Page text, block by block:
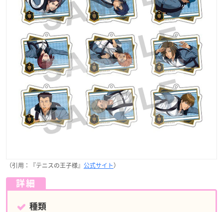
（引用：『テニスの王子様』 公式サイト）
詳細
種類